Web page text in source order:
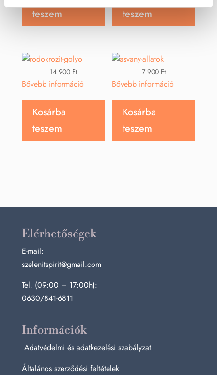
teszem
teszem
14 900 Ft
Bővebb információ
Kosárba
teszem
7 900 Ft
Bővebb információ
Kosárba
teszem
Elérhetőségek
E-mail:
szelenitspirit@gmail.com
Tel. (09:00 – 17:00h):
0630/841-6811
Információk
Adatvédelmi és adatkezelési szabályzat
Általános szerződési feltételek